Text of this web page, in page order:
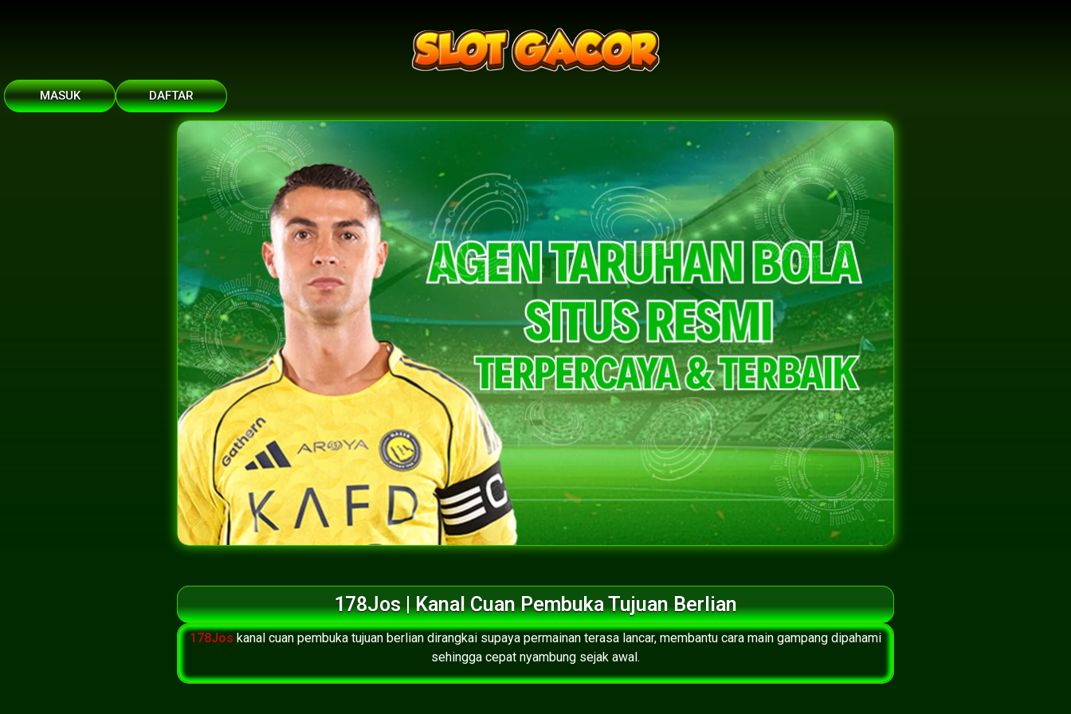
MASUK DAFTAR
178Jos | Kanal Cuan Pembuka Tujuan Berlian
178Jos kanal cuan pembuka tujuan berlian dirangkai supaya permainan terasa lancar, membantu cara main gampang dipahami
sehingga cepat nyambung sejak awal.